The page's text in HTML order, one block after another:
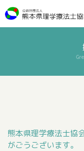
熊本県理学療法士協
がごうございます。